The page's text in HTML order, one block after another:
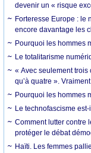
devenir un « risque
Forteresse Europe : le
encore davantage les
Pourquoi les hommes
Le totalitarisme
« Avec seulement trois
qu’à quatre ».
Pourquoi les hommes
Le technofascisme
Comment lutter contre
protéger le débat
Haïti. Les femmes